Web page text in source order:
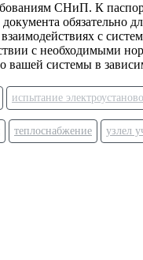
СНиП. К
обязательно
с
с необходимыми
системы в
испытание
теплоснабжение узлел